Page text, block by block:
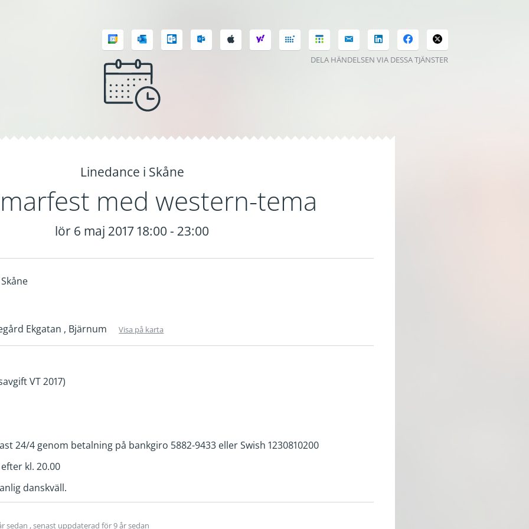
DELA HÄNDELSEN VIA DESSA TJÄNSTER
Linedance i Skåne
med western-tema
lör 6 maj 2017 18:00 - 23:00
Ekgatan , Bjärnum Visa på karta
VT 2017)
24/4 genom betalning på bankgiro 5882-9433 eller Swish 1230810200
kl. 20.00
danskväll.
sedan , senast uppdateradför 9 år sedan